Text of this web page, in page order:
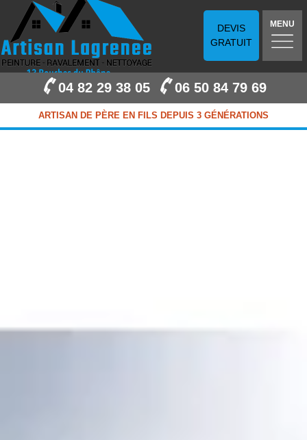
DEVIS
GRATUIT
MENU
04 82 29 38 05 06 50 84 79 69
ARTISAN DE PÈRE EN FILS DEPUIS 3 GÉNÉRATIONS